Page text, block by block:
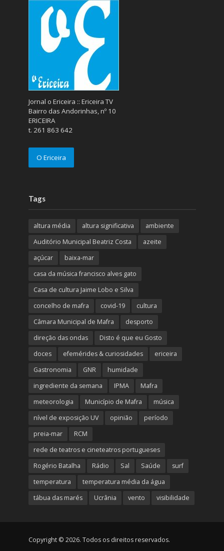
Jornal o Ericeira :: Ericeira TV
Bairro das Andorinhas, nº 10
ERICEIRA
t. 261 863 642
O Ericeira
Tags
altura média altura significativa
ambiente
Auditório Municipal Beatriz Costa
azeite
açúcar
baixa-mar
casa da música francisco alves gato
Casa de cultura Jaime Lobo e Silva
concelho de mafra
covid-19
cultura
Câmara Municipal de Mafra
desporto
direção das ondas
Disto é que eu Gosto
doces
efemérides & curiosidades
ericeira
Gastronomia
GNR
humidade
ingrediente da semana
IPMA
Mafra
meteorologia
Município de Mafra
música
nível de exposição UV
opinião
período
preia-mar
RCM
rede de teatros e cineteatros portugueses
Rogério Batalha
Rádio Sal Saúde
surf
temperatura
temperatura média da água
tábua das marés
Ucrânia vento visibilidade
Copyright © 2026. Todos os direitos reservados.